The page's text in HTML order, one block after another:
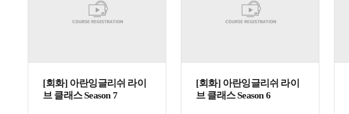
[회화] 아란잉글리쉬 라이
브 클래스 Season 7
[회화] 아란잉글리쉬 라이
브 클래스 Season 6